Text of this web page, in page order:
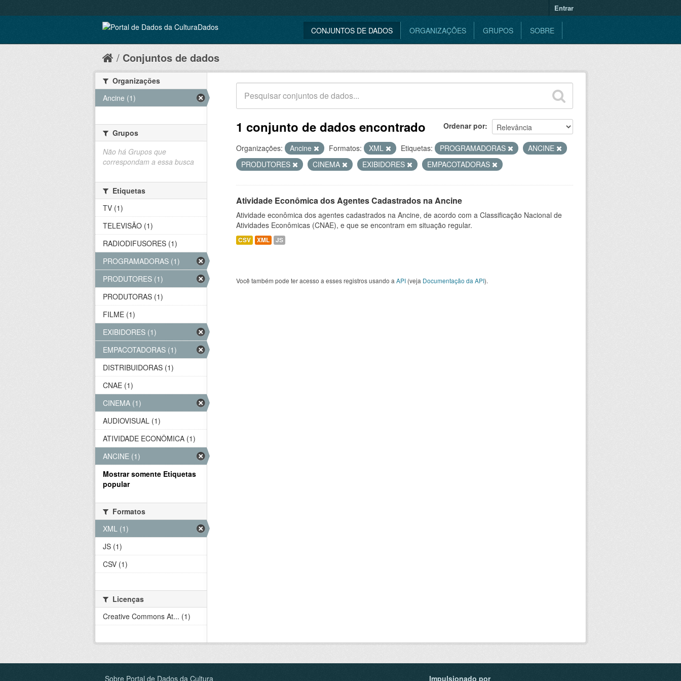
Entrar
CONJUNTOS DE DADOS ORGANIZAÇÕES GRUPOS SOBRE
Conjuntos de dados
Ordenar por
1 conjunto de dados encontrado
Organizações: Ancine Formatos: XML Etiquetas: PROGRAMADORAS
ANCINE
PRODUTORES
CINEMA EXIBIDORES EMPACOTADORAS
Atividade Econômica dos Agentes Cadastrados na Ancine
Atividade econômica dos agentes cadastrados na Ancine, de acordo com a Classificação Nacional de
Atividades Econômicas (CNAE), e que se encontram em situação regular.
CSV XML JS
Você também pode ter acesso a esses registros usando a API (veja Documentação da API).
Organizações
Ancine (1)
Grupos
Não há Grupos que
correspondam a essa busca
Etiquetas
TV (1)
TELEVISÃO (1)
RADIODIFUSORES (1)
PROGRAMADORAS (1)
PRODUTORES (1)
PRODUTORAS (1)
FILME (1)
EXIBIDORES (1)
EMPACOTADORAS (1)
DISTRIBUIDORAS (1)
CNAE (1)
CINEMA (1)
AUDIOVISUAL (1)
ATIVIDADE ECONÔMICA (1)
ANCINE (1)
Mostrar somente Etiquetas
popular
Formatos
XML (1)
JS (1)
CSV (1)
Licenças
Creative Commons At... (1)
Sobre Portal de Dados da Cultura Impulsionado por